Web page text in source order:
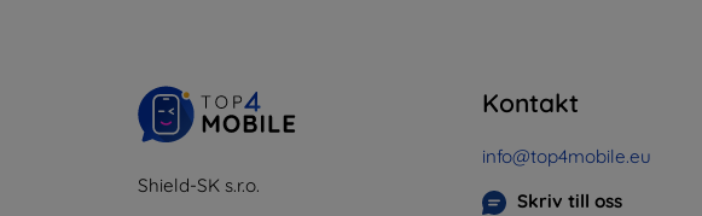
Shield-SK s.r.o.
Kontakt
info@top4mobile.eu
Skriv till oss